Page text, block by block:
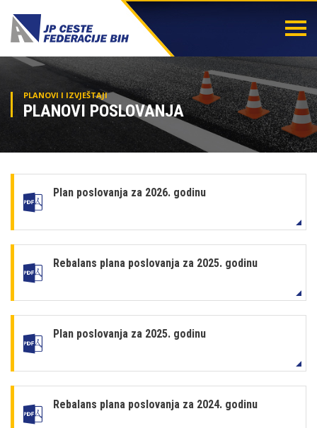
PLANOVI I IZVJEŠTAJI
PLANOVI POSLOVANJA
Plan poslovanja za 2026. godinu
Rebalans plana poslovanja za 2025. godinu
Plan poslovanja za 2025. godinu
Rebalans plana poslovanja za 2024. godinu